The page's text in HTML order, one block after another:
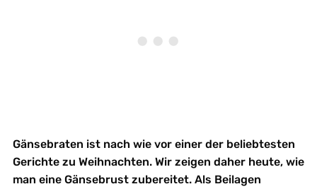
Gänsebraten ist nach wie vor einer der beliebtesten
Gerichte zu Weihnachten. Wir zeigen daher heute, wie
man eine Gänsebrust zubereitet. Als Beilagen